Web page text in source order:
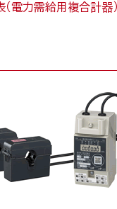
電力需給用複合計器）